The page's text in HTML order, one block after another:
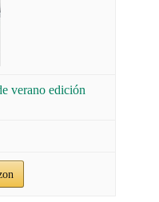
verano edición